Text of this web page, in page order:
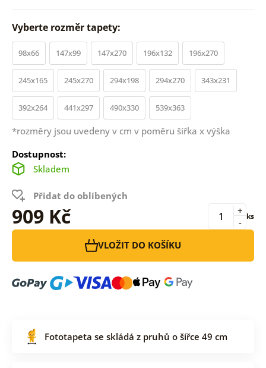
Vyberte rozměr tapety:
98x66 147x99 147x270 196x132 196x270
245x165 245x270 294x198 294x270 343x231
392x264 441x297 490x330 539x363
*rozměry jsou uvedeny v cm v poměru šířka x výška
Dostupnost:
Skladem
Přidat do oblíbených
909 Kč -
+ ks
VLOŽIT DO KOŠÍKU
Fototapeta se skládá z pruhů o šířce 49 cm